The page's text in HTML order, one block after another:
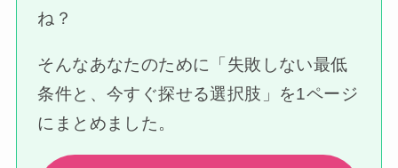
ね？
そんなあなたのために「失敗しない最低
条件と、今すぐ探せる選択肢」を1ページ
にまとめました。